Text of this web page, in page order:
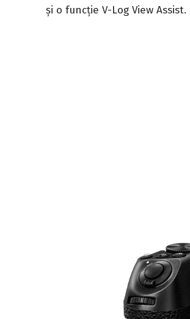
și o funcție V-Log View Assist.